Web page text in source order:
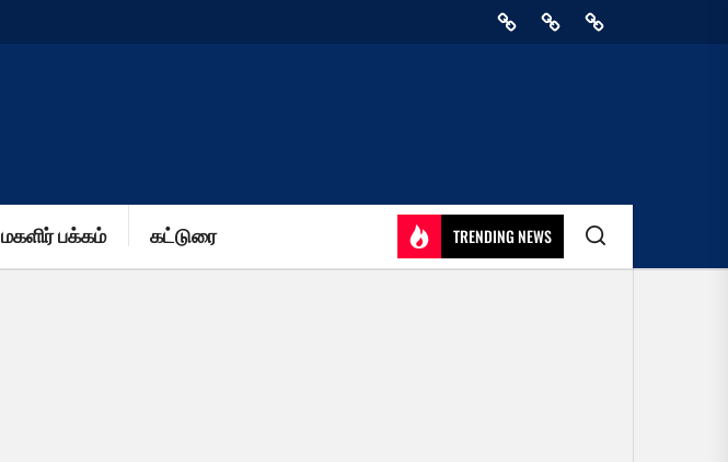
HomePrivacyAthirady
மகளிர் பக்கம் கட்டுரை TRENDING NEWS